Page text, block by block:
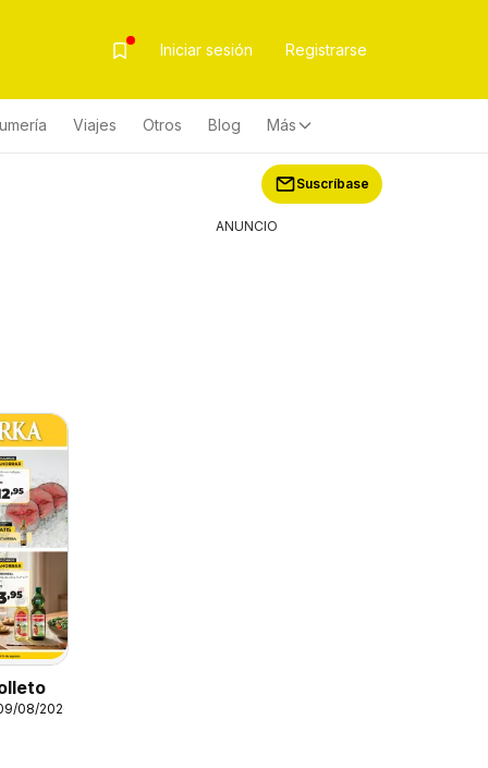
Iniciar sesión Registrarse
Viajes Otros Blog Más
Suscríbase
08/2026
ANUNCIO